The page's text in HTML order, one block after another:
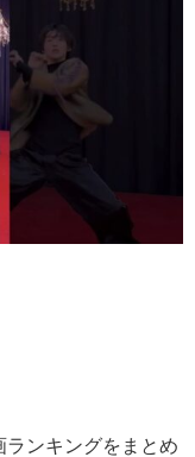
ンキングをまとめ